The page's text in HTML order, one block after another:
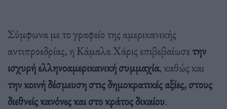
Σύμφωνα με το γραφείο της αμερικανικής
αντιπροεδρίας, η Κάμαλα Χάρις επιβεβαίωσετην
ισχυρή ελληνοαμερικανική συμμαχία, καθώς και
την κοινή δέσμευση στις δημοκρατικές αξίες, στους
διεθνείς κανόνες και στο κράτος δικαίου.